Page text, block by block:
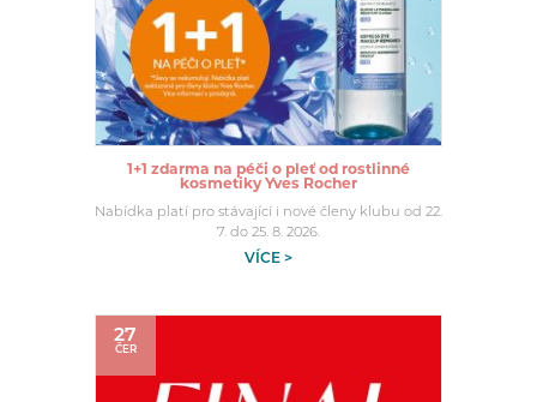
1+1 zdarma na péči o pleť od rostlinné
kosmetiky Yves Rocher
Nabídka platí pro stávající i nové členy klubu od 22.
7. do 25. 8. 2026.
VÍCE >
27
ČER